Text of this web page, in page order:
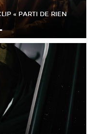
« PARTI DE RIEN